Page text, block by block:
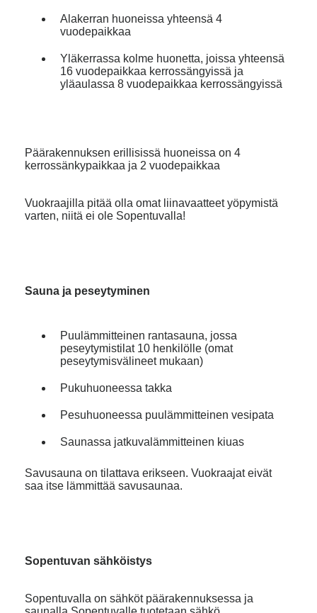
Alakerran huoneissa yhteensä 4
vuodepaikkaa
Yläkerrassa kolme huonetta, joissa yhteensä
16 vuodepaikkaa kerrossängyissä ja
yläaulassa 8 vuodepaikkaa kerrossängyissä
Päärakennuksen erillisissä huoneissa on 4
kerrossänkypaikkaa ja 2 vuodepaikkaa
Vuokraajilla pitää olla omat liinavaatteet yöpymistä
varten, niitä ei ole Sopentuvalla!
Sauna ja peseytyminen
Puulämmitteinen rantasauna, jossa
peseytymistilat 10 henkilölle (omat
peseytymisvälineet mukaan)
Pukuhuoneessa takka
Pesuhuoneessa puulämmitteinen vesipata
Saunassa jatkuvalämmitteinen kiuas
Savusauna on tilattava erikseen. Vuokraajat eivät
saa itse lämmittää savusaunaa.
Sopentuvan sähköistys
Sopentuvalla on sähköt päärakennuksessa ja